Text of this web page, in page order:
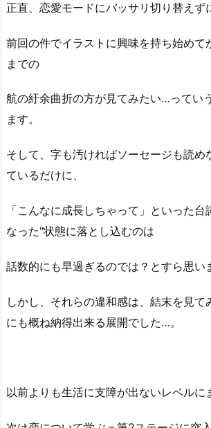
正直、恋愛モードにバッサリ切り替えず
前回の件でイラストに興味を持ち始めて
までの
航の紆余曲折の方が見てみたい…ってい
ます。
そして、字も汚ければソーセージも読め
ているだけに、
「こんなに成長しちゃって」といった
なった"状態に落とし込むのは
話数的にも早過ぎるのでは？とすら思い
しかし、それらの違和感は、結末を見て
にも概ね納得出来る展開でした…。
以前よりも生活に支障が出ないレベルに